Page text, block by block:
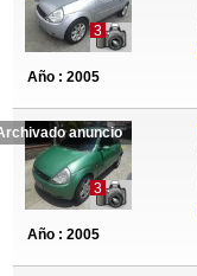
3
Año : 2005
anuncio
3
Año : 2005